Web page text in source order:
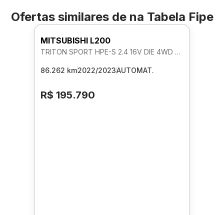
Ofertas similares de na Tabela Fipe
MITSUBISHI L200
TRITON SPORT HPE-S 2.4 16V DIE 4WD AUTOMATICO
86.262 km2022/2023AUTOMAT.
R$ 195.790